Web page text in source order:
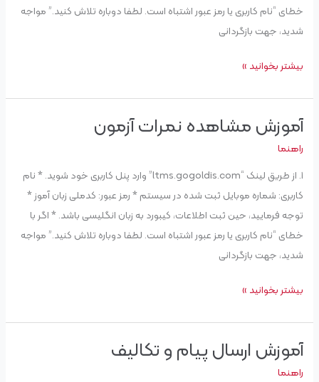
خطای “نام کاربری یا رمز عبور اشتباه است. لطفا دوباره تلاش کنید.” مواجه
شدید، جهت بازگردانی
بیشتر بخوانید »
آموزش مشاهده نمرات آزمون
راهنما
۱. از طریق لینک “ltms.gogoldis.com” وارد پنل کاربری خود شوید. * نام
کاربری: شماره موبایل ثبت شده در سیستم * رمز عبور: کدملی زبان آموز *
توجه فرمایید، حین ثبت اطلاعات، کیبورد به زبان انگلیسی باشد. * اگر با
خطای “نام کاربری یا رمز عبور اشتباه است. لطفا دوباره تلاش کنید.” مواجه
شدید، جهت بازگردانی
آموزش
مشاهده
آزمون
بیشتر بخوانید »
آموزش ارسال پیام و تکالیف
راهنما
آموزش
ارسال